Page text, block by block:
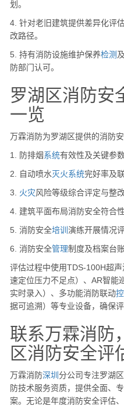
划。
4. 针对老旧建筑提供差异化评
改路径。
5. 持有消防设施维护保养检测
防部门认可。
罗湖区消防安
一览
万霖消防为罗湖区提供的消防
1. 防排烟系统有效性及关键参
2. 自动喷水灭火系统完好率及
3. 火灾风险等级综合评定与整
4. 建筑平面布局消防安全符合性
5. 消防安全培训 演练开展情况评
6. 消防安全管理制度及档案台
评估过程中使用TDS-100H超
速定位压力不足点）、AR智能
实时录入）、多功能消防联动
据可追溯）等专业设备，确保评
联系万霖消防
区消防安全评
万霖消防深圳 分公司专注罗湖
防技术服务资质，提供全面、
案。无论是年度消防安全评估